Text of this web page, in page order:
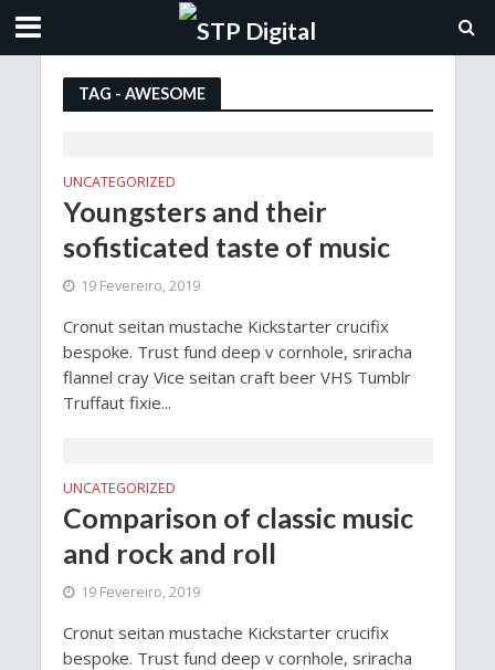
TAG - AWESOME
UNCATEGORIZED
Youngsters and their
sofisticated taste of music
19 Fevereiro, 2019
Cronut seitan mustache Kickstarter crucifix
bespoke. Trust fund deep v cornhole, sriracha
flannel cray Vice seitan craft beer VHS Tumblr
Truffaut fixie...
UNCATEGORIZED
Comparison of classic music
and rock and roll
19 Fevereiro, 2019
Cronut seitan mustache Kickstarter crucifix
bespoke. Trust fund deep v cornhole, sriracha